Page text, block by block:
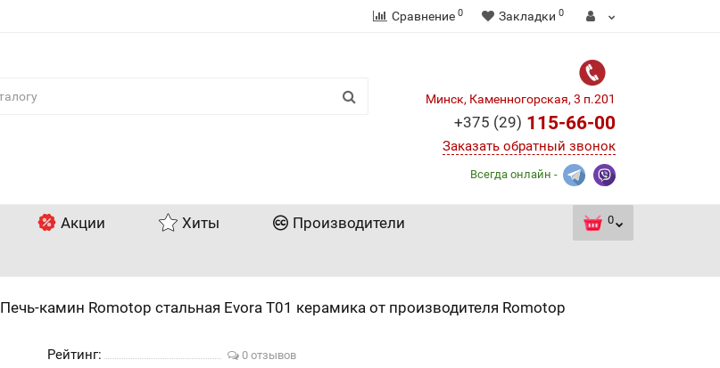
Сравнение 0 Закладки 0
Минск, Каменногорская, 3 п.201
+375 (29) 115-66-00
Заказать обратный звонок
Всегда онлайн -
Акции Хиты
Производители
0
Печь-камин Romotop стальная Evora T01 керамика от производителя Romotop
Рейтинг: 0 отзывов